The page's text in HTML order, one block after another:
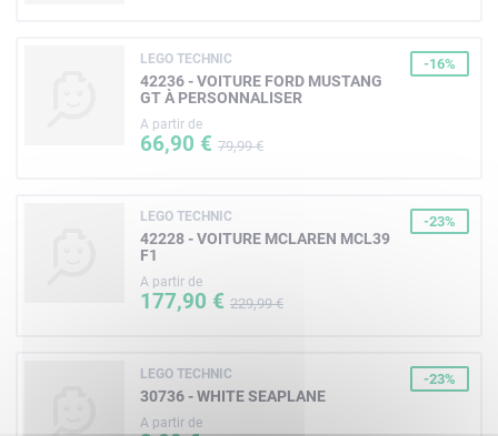
LEGO TECHNIC
42236 - VOITURE FORD MUSTANG
GT À PERSONNALISER
A partir de
66,90 € 79,99 €
-16%
LEGO TECHNIC
42228 - VOITURE MCLAREN MCL39
F1
A partir de
177,90 € 229,99 €
-23%
LEGO TECHNIC
30736 - WHITE SEAPLANE
A partir de
-23%